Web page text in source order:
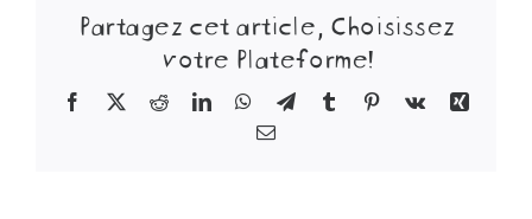
Partagez cet article, Choisissez
votre Plateforme!
Facebook
X RedditLinkedInWhatsApp
TelegramTumblr Pinterest
Vk
Xing
Email